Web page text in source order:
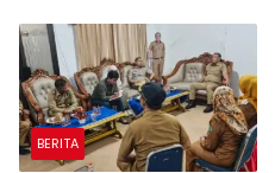
Kasus Rp26 Miliar,
Kasipenkum: Kami
Menunggu P21 dari Polda
Sultra
BERITA